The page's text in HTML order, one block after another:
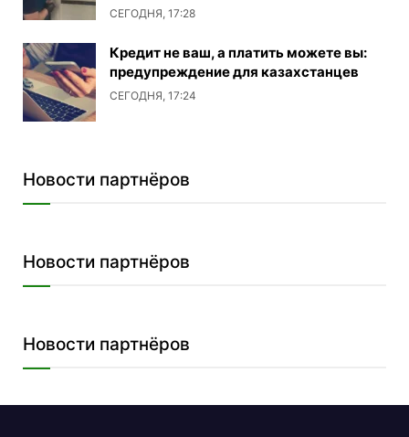
СЕГОДНЯ, 17:28
Кредит не ваш, а платить можете вы:
предупреждение для казахстанцев
СЕГОДНЯ, 17:24
Новости партнёров
Новости партнёров
Новости партнёров